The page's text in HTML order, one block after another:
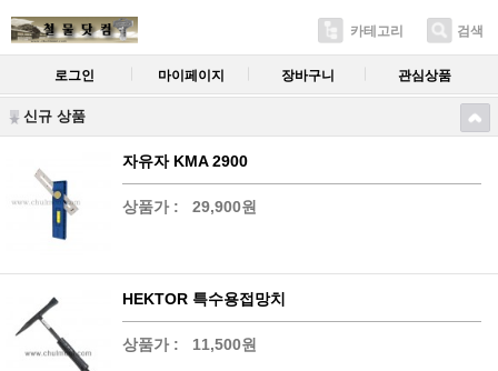
카테고리 검색
로그인 마이페이지 장바구니 관심상품
신규 상품
자유자 KMA 2900
상품가 : 29,900원
HEKTOR 특수용접망치
상품가 : 11,500원